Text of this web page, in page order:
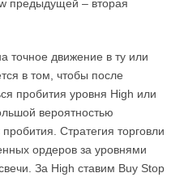
предыдущей – вторая
точное движение в ту или
в том, чтобы после
пробития уровня High или
вероятностью
Стратегия торговли
ордеров за уровнями
За High ставим Buy Stop